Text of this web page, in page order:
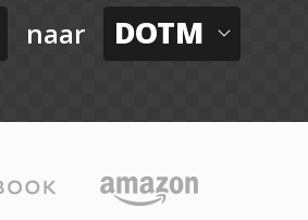
naar DOTM